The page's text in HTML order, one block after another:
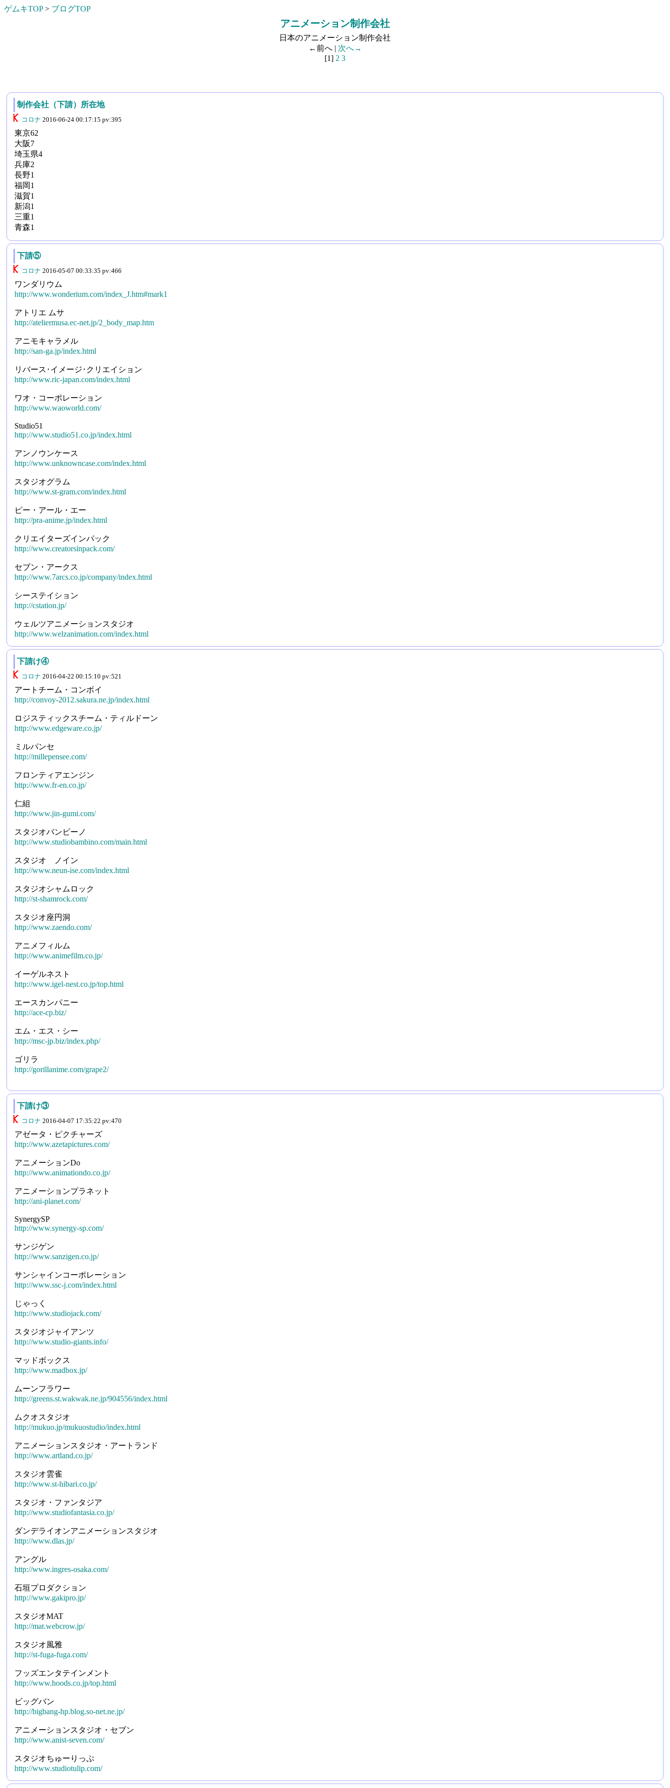
ゲムキTOP> ブログTOP
アニメーション制作会社
日本のアニメーション制作会社
←前へ | 次へ→
[1] 2 3
制作会社（下請）所在地
コロナ 2016-06-24 00:17:15 pv:395
東京62
大阪7
埼玉県4
兵庫2
長野1
福岡1
滋賀1
新潟1
三重1
青森1
下請⑤
コロナ 2016-05-07 00:33:35 pv:466
ワンダリウム
http://www.wonderium.com/index_J.htm#mark1
アトリエ ムサ
http://ateliermusa.ec-net.jp/2_body_map.htm
アニモキャラメル
http://san-ga.jp/index.html
リバース･イメージ･クリエイション
http://www.ric-japan.com/index.html
ワオ・コーポレーション
http://www.waoworld.com/
Studio51
http://www.studio51.co.jp/index.html
アンノウンケース
http://www.unknowncase.com/index.html
スタジオグラム
http://www.st-gram.com/index.html
ピー・アール・エー
http://pra-anime.jp/index.html
クリエイターズインパック
http://www.creatorsinpack.com/
セブン・アークス
http://www.7arcs.co.jp/company/index.html
シーステイション
http://cstation.jp/
ウェルツアニメーションスタジオ
http://www.welzanimation.com/index.html
下請け④
コロナ 2016-04-22 00:15:10 pv:521
アートチーム・コンボイ
http://convoy-2012.sakura.ne.jp/index.html
ロジスティックスチーム・ティルドーン
http://www.edgeware.co.jp/
ミルパンセ
http://millepensee.com/
フロンティアエンジン
http://www.fr-en.co.jp/
仁組
http://www.jin-gumi.com/
スタジオバンビーノ
http://www.studiobambino.com/main.html
スタジオ ノイン
http://www.neun-ise.com/index.html
スタジオシャムロック
http://st-shamrock.com/
スタジオ座円洞
http://www.zaendo.com/
アニメフィルム
http://www.animefilm.co.jp/
イーゲルネスト
http://www.igel-nest.co.jp/top.html
エースカンパニー
http://ace-cp.biz/
エム・エス・シー
http://msc-jp.biz/index.php/
ゴリラ
http://gorillanime.com/grape2/
下請け③
コロナ 2016-04-07 17:35:22 pv:470
アゼータ・ピクチャーズ
http://www.azetapictures.com/
アニメーションDo
http://www.animationdo.co.jp/
アニメーションプラネット
http://ani-planet.com/
SynergySP
http://www.synergy-sp.com/
サンジゲン
http://www.sanzigen.co.jp/
サンシャインコーポレーション
http://www.ssc-j.com/index.html
じゃっく
http://www.studiojack.com/
スタジオジャイアンツ
http://www.studio-giants.info/
マッドボックス
http://www.madbox.jp/
ムーンフラワー
http://greens.st.wakwak.ne.jp/904556/index.html
ムクオスタジオ
http://mukuo.jp/mukuostudio/index.html
アニメーションスタジオ・アートランド
http://www.artland.co.jp/
スタジオ雲雀
http://www.st-hibari.co.jp/
スタジオ・ファンタジア
http://www.studiofantasia.co.jp/
ダンデライオンアニメーションスタジオ
http://www.dlas.jp/
アングル
http://www.ingres-osaka.com/
石垣プロダクション
http://www.gakipro.jp/
スタジオMAT
http://mat.webcrow.jp/
スタジオ風雅
http://st-fuga-fuga.com/
フッズエンタテインメント
http://www.hoods.co.jp/top.html
ビッグバン
http://bigbang-hp.blog.so-net.ne.jp/
アニメーションスタジオ・セブン
http://www.anist-seven.com/
スタジオちゅーりっぷ
http://www.studiotulip.com/